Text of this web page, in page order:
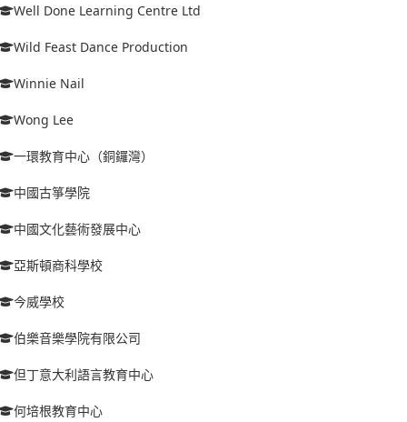
Well Done Learning Centre Ltd
Wild Feast Dance Production
Winnie Nail
Wong Lee
一環教育中心（銅鑼灣）
中國古箏學院
中國文化藝術發展中心
亞斯頓商科學校
今威學校
伯樂音樂學院有限公司
但丁意大利語言教育中心
何培根教育中心